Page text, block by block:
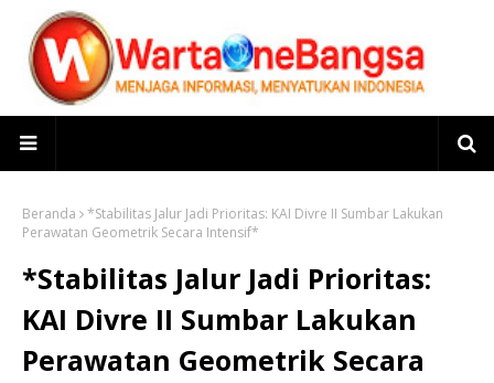
Beranda
*Stabilitas Jalur Jadi Prioritas: KAI Divre II Sumbar Lakukan
Perawatan Geometrik Secara Intensif*
*Stabilitas Jalur Jadi Prioritas:
KAI Divre II Sumbar Lakukan
Perawatan Geometrik Secara